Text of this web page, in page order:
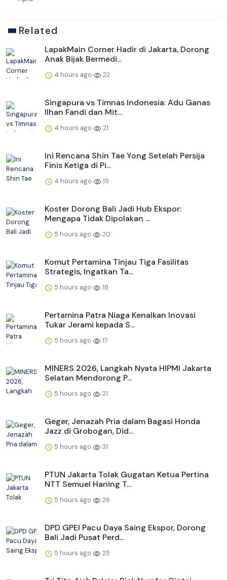
Related
LapakMain Corner Hadir di Jakarta, Dorong
Anak Bijak Bermedi...
4 hours ago 22
Singapura vs Timnas Indonesia: Adu Ganas
Ilhan Fandi dan Mit...
4 hours ago 21
Ini Rencana Shin Tae Yong Setelah Persija
Finis Ketiga di Pi...
4 hours ago 19
Koster Dorong Bali Jadi Hub Ekspor:
Mengapa Tidak Dipolakan ...
5 hours ago 20
Komut Pertamina Tinjau Tiga Fasilitas
Strategis, Ingatkan Ta...
5 hours ago 18
Pertamina Patra Niaga Kenalkan Inovasi
Tukar Jerami kepada S...
5 hours ago 17
MINERS 2026, Langkah Nyata HIPMI Jakarta
Selatan Mendorong P...
5 hours ago 21
Geger, Jenazah Pria dalam Bagasi Honda
Jazz di Grobogan, Did...
5 hours ago 31
PTUN Jakarta Tolak Gugatan Ketua Pertina
NTT Semuel Haning T...
5 hours ago 26
DPD GPEI Pacu Daya Saing Ekspor, Dorong
Bali Jadi Pusat Perd...
5 hours ago 25